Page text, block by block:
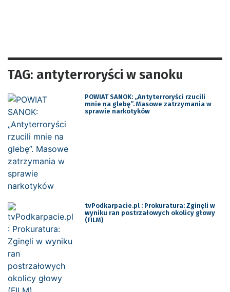
TAG: antyterroryści w sanoku
POWIAT SANOK: „Antyterroryści rzucili
mnie na glebę”. Masowe zatrzymania w
sprawie narkotyków
tvPodkarpacie.pl : Prokuratura: Zginęli w
wyniku ran postrzałowych okolicy głowy
(FILM)